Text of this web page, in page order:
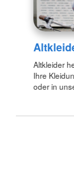
Altkleider
Ihre
oder in